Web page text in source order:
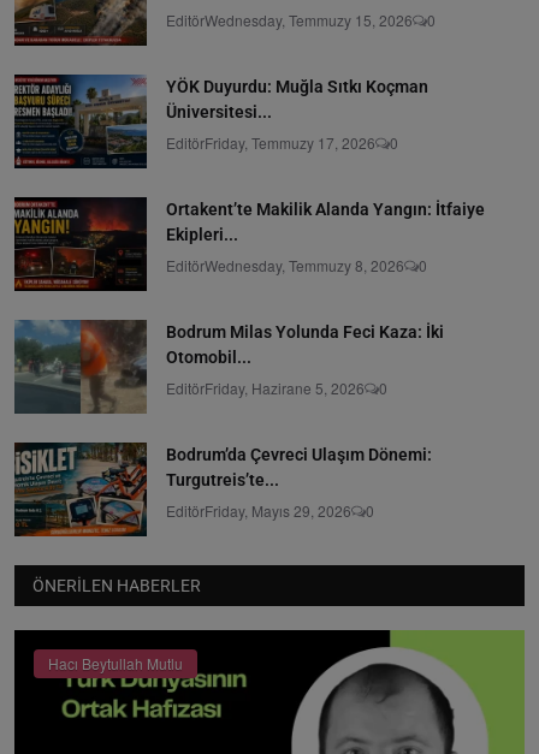
EditörWednesday, Temmuzy 15, 2026 0
YÖK Duyurdu: Muğla Sıtkı Koçman
Üniversitesi...
EditörFriday, Temmuzy 17, 2026 0
Ortakent’te Makilik Alanda Yangın: İtfaiye
Ekipleri...
EditörWednesday, Temmuzy 8, 2026 0
Bodrum Milas Yolunda Feci Kaza: İki
Otomobil...
EditörFriday, Hazirane 5, 2026 0
Bodrum’da Çevreci Ulaşım Dönemi:
Turgutreis’te...
EditörFriday, Mayıs 29, 2026 0
ÖNERILEN HABERLER
Hacı Beytullah Mutlu